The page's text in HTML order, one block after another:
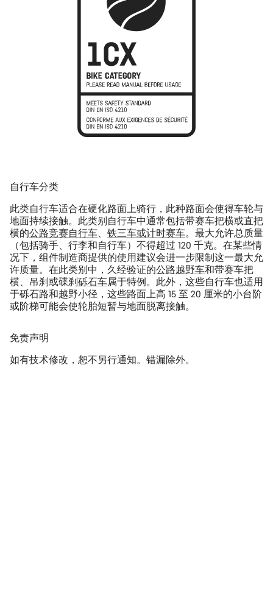
自行车分类
此类自行车适合在硬化路面上骑行，此种路面会使得车轮与
地面持续接触。此类别自行车中通常包括带赛车把横或直把
横的公路竞赛自行车、 铁三车或计时赛车。最大允许总质量
（包括骑手、行李和自行车）不得超过 120 千克。在某些情
况下，组件制造商提供的使用建议会进一步限制这一最大允
许质量。在此类别中，久经验证的公路越野车和带赛车把
横、吊刹或碟刹 砾石车属于特例。此外，这些自行车也适用
于砾石路和越野小径，这些路面上高 15 至 20 厘米的小台阶
或阶梯可能会使轮胎短暂与地面脱离接触。
免责声明
如有技术修改，恕不另行通知。错漏除外。